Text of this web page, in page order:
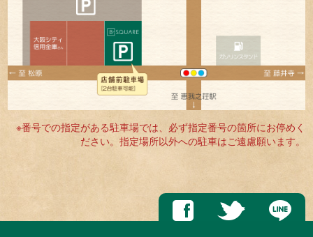
※番号での指定がある駐車場では、必ず指定番号の箇所にお停めく
ださい。指定場所以外への駐車はご遠慮願います。